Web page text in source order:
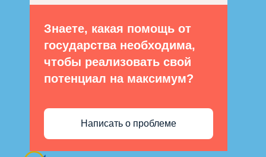
Знаете, какая помощь от
государства необходима,
чтобы реализовать свой
потенциал на максимум?
Написать о проблеме